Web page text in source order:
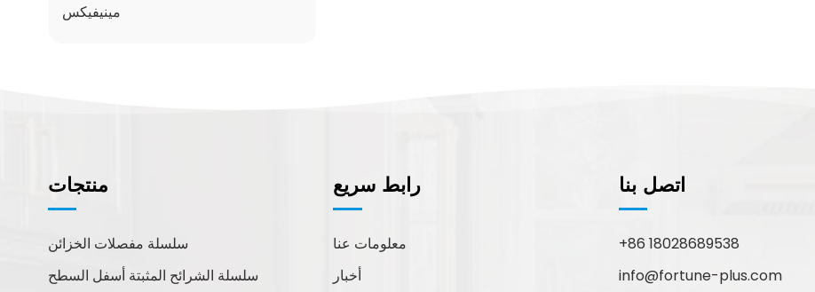
مينيفيكس
تناسبكم. نحن متواجدون على مدار
الساعة طوال أيام الأسبوع عبر البريد
اتصل بنا
منتجات
سلسلة مفصلات الخزائن
سلسلة الشرائح المثبتة أسفل السطح
رابط سريع
معلومات عنا
أخبار
اتصل بنا
+86 18028689538
info@fortune-plus.com